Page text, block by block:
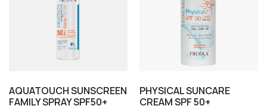
AQUATOUCH SUNSCREEN
FAMILY SPRAY SPF50+
PHYSICAL SUNCARE
CREAM SPF 50+